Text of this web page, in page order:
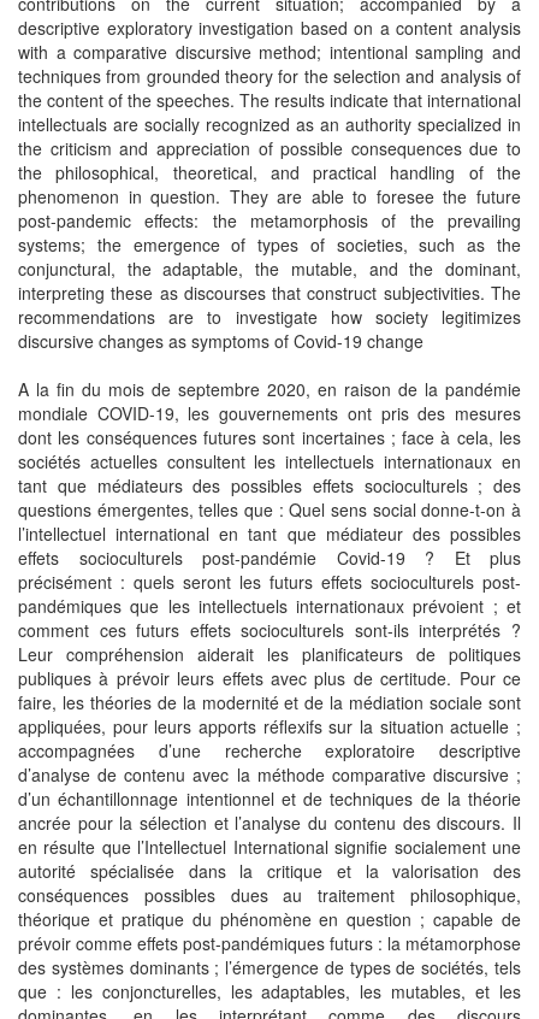
descriptive exploratory investigation based on a content analysis
with a comparative discursive method; intentional sampling and
techniques from grounded theory for the selection and analysis of
the content of the speeches. The results indicate that international
intellectuals are socially recognized as an authority specialized in
the criticism and appreciation of possible consequences due to
the philosophical, theoretical, and practical handling of the
phenomenon in question. They are able to foresee the future
post-pandemic effects: the metamorphosis of the prevailing
systems; the emergence of types of societies, such as the
conjunctural, the adaptable, the mutable, and the dominant,
interpreting these as discourses that construct subjectivities. The
recommendations are to investigate how society legitimizes
discursive changes as symptoms of Covid-19 change
A la fin du mois de septembre 2020, en raison de la pandémie
mondiale COVID-19, les gouvernements ont pris des mesures
dont les conséquences futures sont incertaines ; face à cela, les
sociétés actuelles consultent les intellectuels internationaux en
tant que médiateurs des possibles effets socioculturels ; des
questions émergentes, telles que : Quel sens social donne-t-on à
l’intellectuel international en tant que médiateur des possibles
effets socioculturels post-pandémie Covid-19 ? Et plus
précisément : quels seront les futurs effets socioculturels post-
pandémiques que les intellectuels internationaux prévoient ; et
comment ces futurs effets socioculturels sont-ils interprétés ?
Leur compréhension aiderait les planificateurs de politiques
publiques à prévoir leurs effets avec plus de certitude. Pour ce
faire, les théories de la modernité et de la médiation sociale sont
appliquées, pour leurs apports réflexifs sur la situation actuelle ;
accompagnées d’une recherche exploratoire descriptive
d’analyse de contenu avec la méthode comparative discursive ;
d’un échantillonnage intentionnel et de techniques de la théorie
ancrée pour la sélection et l’analyse du contenu des discours. Il
en résulte que l’Intellectuel International signifie socialement une
autorité spécialisée dans la critique et la valorisation des
conséquences possibles dues au traitement philosophique,
théorique et pratique du phénomène en question ; capable de
prévoir comme effets post-pandémiques futurs : la métamorphose
des systèmes dominants ; l’émergence de types de sociétés, tels
que : les conjoncturelles, les adaptables, les mutables, et les